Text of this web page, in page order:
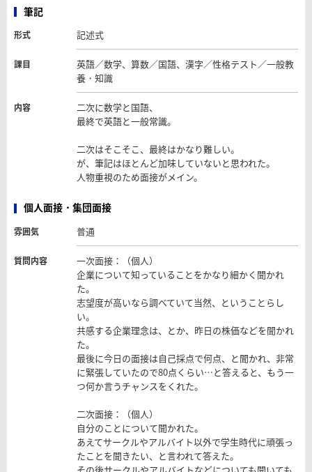
筆記
形式 記述式
課目
英語／数学、算数／国語、漢字／性格テスト／一般教
養・知識
内容
二次に数学と国語、
最終で英語と一般常識。
二次はそこそこ、最終はかなり難しい。
が、筆記はほとんど加味していないと思われた。
人物重視のため面接がメイン。
個人面接・集団面接
雰囲気 普通
質問内容
一次面接：（個人）
企業について知っていることをかなり細かく聞かれ
た。
志望度が高いなら調べていて当然、ということらし
い。
共感する企業理念は、とか、昨日の株価などを聞かれ
た。
最後に今日の面接は自己採点で何点、と聞かれ、非常
に緊張していたので80点くらい…と答えると、もう一
つ何か言うチャンスをくれた。
二次面接：（個人）
自分のことについて聞かれた。
あえてサークルやアルバイト以外で学生時代に頑張っ
たことを聞きたい、と言われて答えた。
その後サークルやアルバイトなどについても聞いても